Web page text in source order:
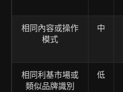
相同內容或操作
模式
中
相同利基市場或
類似品牌識別
低